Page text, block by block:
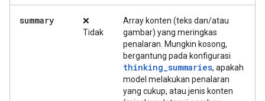
summary
❌
Tidak
Array konten (teks dan/atau
gambar) yang meringkas
penalaran. Mungkin kosong,
bergantung pada konfigurasi
thinking_summaries, apakah
model melakukan penalaran
yang cukup, atau jenis konten